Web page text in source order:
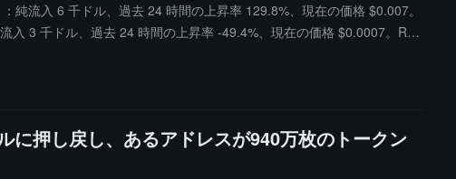
流入 6 千ドル、過去 24 時間の上昇率 129.8%、現在の価格 $0.007。
3 千ドル、過去 24 時間の上昇率 -49.4%、現在の価格 $0.0007。RET
押し戻し、あるアドレスが940万枚のトークン